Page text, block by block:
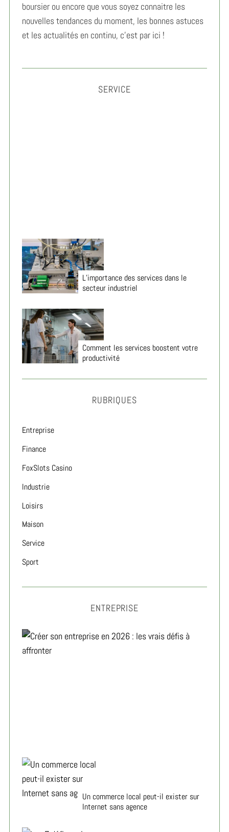
boursier ou encore que vous soyez connaitre les
nouvelles tendances du moment, les bonnes astuces
et les actualités en continu, c’est par ici !
SERVICE
L’importance des services dans le
secteur industriel
Comment les services boostent votre
productivité
RUBRIQUES
Entreprise
Finance
FoxSlots Casino
Industrie
Loisirs
Maison
Service
Sport
ENTREPRISE
Un commerce local peut-il exister sur
Internet sans agence